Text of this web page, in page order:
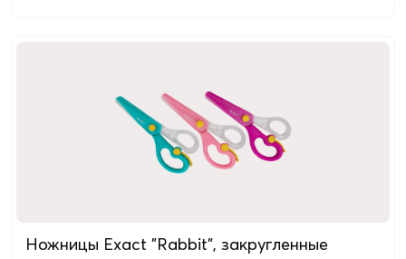
Ножницы Exact "Rabbit", закругленные